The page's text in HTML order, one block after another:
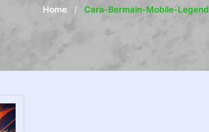
Home / Cara-Bermain-Mobile-Legend